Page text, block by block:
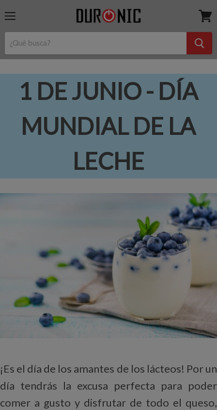
mi
cesta
1 DE JUNIO - DÍA
MUNDIAL DE LA
LECHE
¡Es el día de los amantes de los lácteos! Por un
día tendrás la excusa perfecta para poder
comer a gusto y disfrutar de todo el queso,